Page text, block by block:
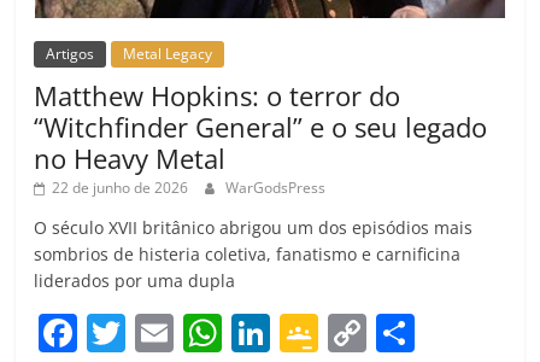
Artigos Metal Legacy
Matthew Hopkins: o terror do
“Witchfinder General” e o seu legado
no Heavy Metal
22 de junho de 2026 WarGodsPress
O século XVII britânico abrigou um dos episódios mais
sombrios de histeria coletiva, fanatismo e carnificina
liderados por uma dupla
F T E W Li G C